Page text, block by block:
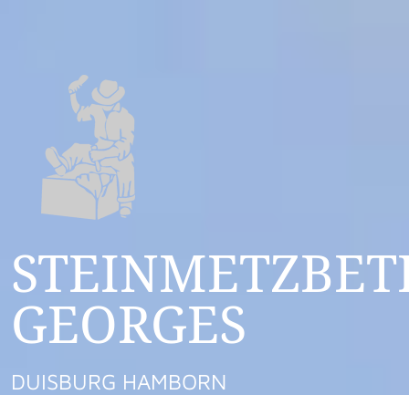
GEORGES
DUISBURG HAMBORN